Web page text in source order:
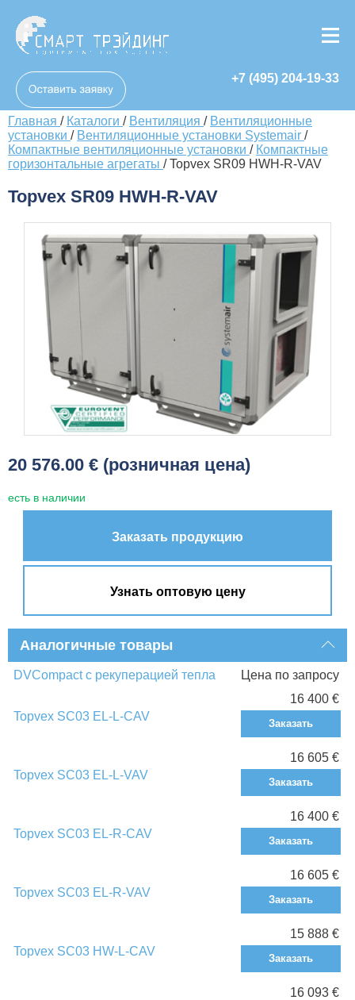
+7 (495) 204-19-33
Главная / Каталоги / Вентиляция / Вентиляционные
установки / Вентиляционные установки Systemair /
Компактные вентиляционные установки / Компактные
горизонтальные агрегаты /Topvex SR09 HWH-R-VAV
Topvex SR09 HWH-R-VAV
20 576.00 € (розничная цена)
есть в наличии
Заказать продукцию
Узнать оптовую цену
Аналогичные товары
DVCompact с рекуперацией тепла Цена по запросу
Topvex SC03 EL-L-CAV
16 400 €
Заказать
Topvex SC03 EL-L-VAV
16 605 €
Заказать
Topvex SC03 EL-R-CAV
16 400 €
Заказать
Topvex SC03 EL-R-VAV
16 605 €
Заказать
Topvex SC03 HW-L-CAV
15 888 €
Заказать
16 093 €